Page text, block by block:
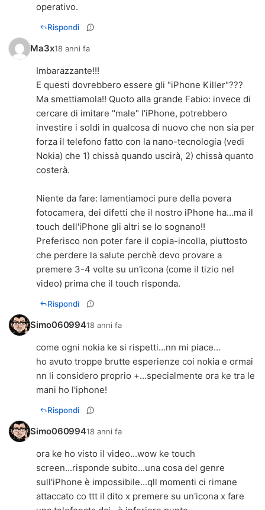
operativo.
Rispondi
Ma3x18 anni fa
Imbarazzante!!!
E questi dovrebbero essere gli "iPhone Killer"???
Ma smettiamola!! Quoto alla grande Fabio: invece di
cercare di imitare "male" l'iPhone, potrebbero
investire i soldi in qualcosa di nuovo che non sia per
forza il telefono fatto con la nano-tecnologia (vedi
Nokia) che 1) chissà quando uscirà, 2) chissà quanto
costerà.
Niente da fare: lamentiamoci pure della povera
fotocamera, dei difetti che il nostro iPhone ha...ma il
touch dell'iPhone gli altri se lo sognano!!
Preferisco non poter fare il copia-incolla, piuttosto
che perdere la salute perchè devo provare a
premere 3-4 volte su un'icona (come il tizio nel
video) prima che il touch risponda.
Rispondi
Simo06099418 anni fa
come ogni nokia ke si rispetti...nn mi piace...
ho avuto troppe brutte esperienze coi nokia e ormai
nn li considero proprio +...specialmente ora ke tra le
mani ho l'iphone!
Rispondi
Simo06099418 anni fa
ora ke ho visto il video...wow ke touch
screen...risponde subito...una cosa del genre
sull'iPhone è impossibile...qll momenti ci rimane
attaccato co ttt il dito x premere su un'icona x fare